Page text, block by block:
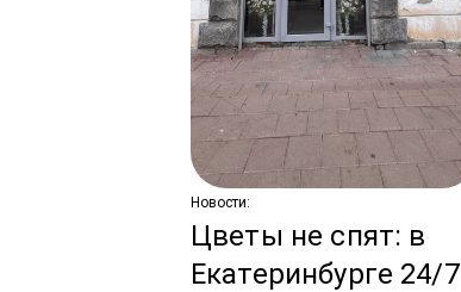
Новости:
Цветы не спят: в
Екатеринбурге 24/7